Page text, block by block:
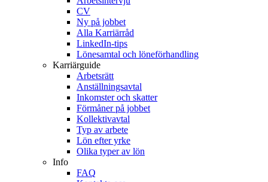
CV
Ny på jobbet
Alla Karriärråd
LinkedIn-tips
Lönesamtal och löneförhandling
Karriärguide
Arbetsrätt
Anställningsavtal
Inkomster och skatter
Förmåner på jobbet
Kollektivavtal
Typ av arbete
Lön efter yrke
Olika typer av lön
Info
FAQ